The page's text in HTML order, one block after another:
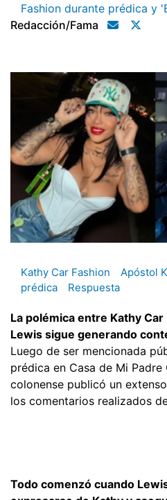
Fashion durante prédica y
Redacción/fama
Kathy Car Fashion Apóstol
prédica
Respuesta
La polémica entre Kathy
Lewis sigue generando
Luego de ser mencionada
prédica en Casa de Mi
colonense publicó un
los comentarios realizados
Todo comenzó cuando